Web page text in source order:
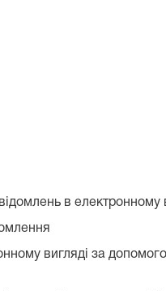
в електронному
вигляді за